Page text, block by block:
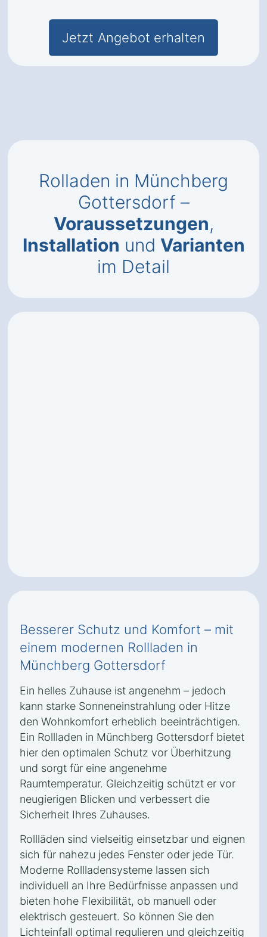
Jetzt Angebot erhalten
Rolladen in Münchberg
Gottersdorf –
Voraussetzungen,
Installation und Varianten
im Detail
Besserer Schutz und Komfort – mit
einem modernen Rollladen in
Münchberg Gottersdorf
Ein helles Zuhause ist angenehm – jedoch
kann starke Sonneneinstrahlung oder Hitze
den Wohnkomfort erheblich beeinträchtigen.
Ein Rollladen in Münchberg Gottersdorf bietet
hier den optimalen Schutz vor Überhitzung
und sorgt für eine angenehme
Raumtemperatur. Gleichzeitig schützt er vor
neugierigen Blicken und verbessert die
Sicherheit Ihres Zuhauses.
Rollläden sind vielseitig einsetzbar und eignen
sich für nahezu jedes Fenster oder jede Tür.
Moderne Rollladensysteme lassen sich
individuell an Ihre Bedürfnisse anpassen und
bieten hohe Flexibilität, ob manuell oder
elektrisch gesteuert. So können Sie den
Lichteinfall optimal regulieren und gleichzeitig